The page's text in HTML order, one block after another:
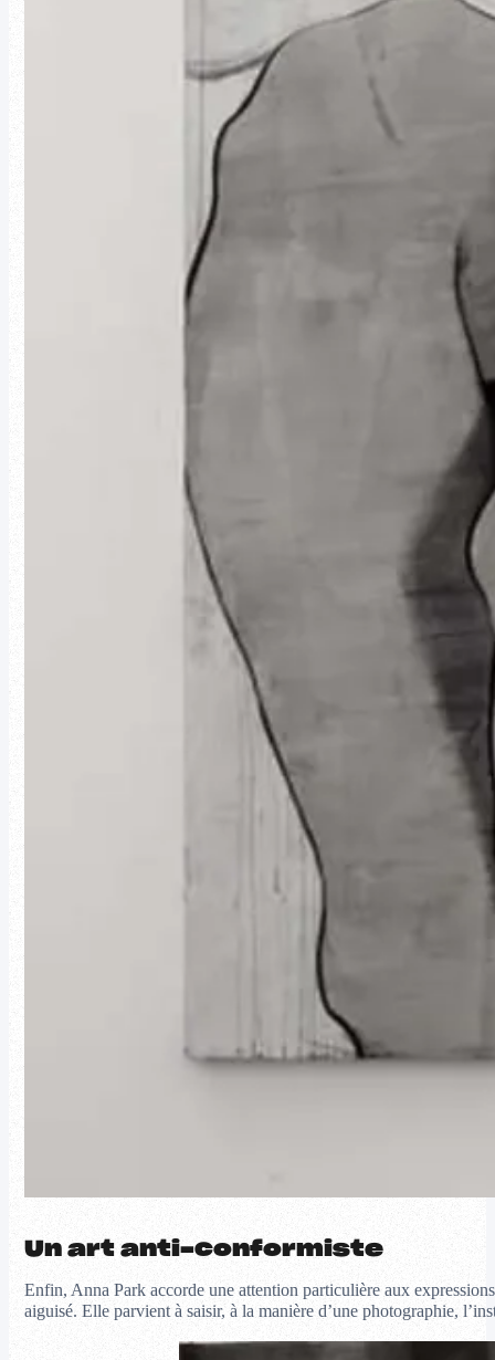
Un art anti-conformiste
Enfin, Anna Park accorde une attention particulière aux
aiguisé. Elle parvient à saisir, à la manière d’une photographie,